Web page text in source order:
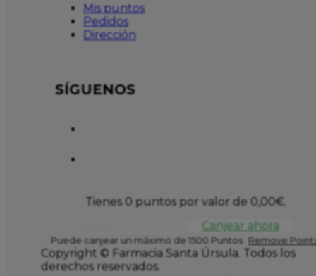
Mis puntos
Pedidos
Dirección
SÍGUENOS
Tienes 0 puntos por valor de 0,00€.
Canjear ahora
Puede canjear un máximo de 1500 Puntos Remove
Copyright © Farmacia Santa Úrsula. Todos los
derechos reservados.